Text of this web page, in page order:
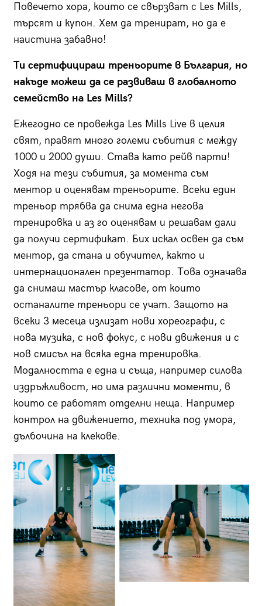
Повечето хора, които се свързват с Les Mills,
търсят и купон. Хем да тренират, но да е
наистина забавно!
Ти сертифицираш треньорите в България, но
накъде можеш да се развиваш в глобалното
семейство на Les Mills?
Ежегодно се провежда Les Mills Live в целия
свят, правят много големи събития с между
1000 и 2000 души. Става като рейв парти!
Ходя на тези събития, за момента съм
ментор и оценявам треньорите. Всеки един
треньор трябва да снима една негова
тренировка и аз го оценявам и решавам дали
да получи сертификат. Бих искал освен да съм
ментор, да стана и обучител, както и
интернационален презентатор. Това означава
да снимаш мастър класове, от които
останалите треньори се учат. Защото на
всеки 3 месеца излизат нови хореографи, с
нова музика, с нов фокус, с нови движения и с
нов смисъл на всяка една тренировка.
Модалността е една и съща, например силова
издръжливост, но има различни моменти, в
които се работят отделни неща. Например
контрол на движението, техника под умора,
дълбочина на клекове.